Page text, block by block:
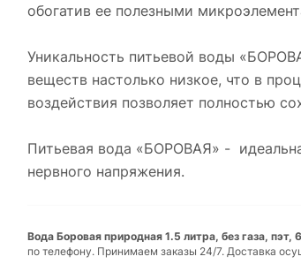
обогатив ее полезными
Уникальность питьевой воды
веществ настолько низкое, что в
воздействия позволяет полностью
Питьевая вода «БОРОВАЯ» -
нервного напряжения.
Вода Боровая природная 1.5 литра, без газа,
по телефону. Принимаем заказы 24/7. Доставка